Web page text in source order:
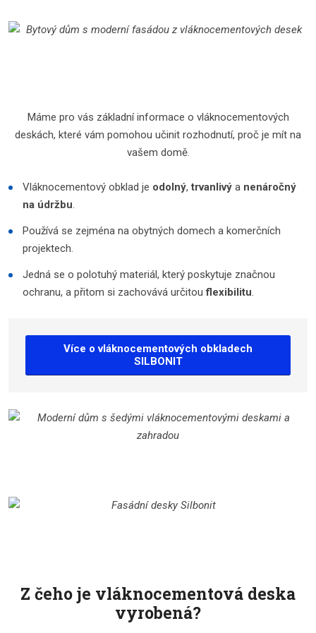
Máme pro vás základní informace o vláknocementových
deskách, které vám pomohou učinit rozhodnutí, proč je mít na
vašem domě.
Vláknocementový obklad je odolný,trvanlivý a nenáročný
na údržbu.
Používá se zejména na obytných domech a komerčních
projektech.
Jedná se o polotuhý materiál, který poskytuje značnou
ochranu, a přitom si zachovává určitouflexibilitu.
Více o vláknocementových obkladech
SILBONIT
Z čeho je vláknocementová deska
vyrobená?